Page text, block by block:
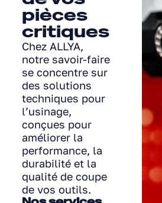
pièces
critiques
Chez ALLYA,
notre savoir-faire
se concentre sur
des solutions
techniques pour
l’usinage,
conçues pour
améliorer la
performance, la
durabilité et la
qualité de coupe
de vos outils.